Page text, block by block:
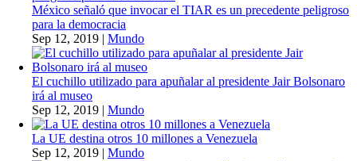
México señaló que invocar el TIAR es un precedente peligroso
para la democracia
Sep 12, 2019 | Mundo
El cuchillo utilizado para apuñalar al presidente Jair Bolsonaro
irá al museo
Sep 12, 2019 | Mundo
La UE destina otros 10 millones a Venezuela
Sep 12, 2019 | Mundo